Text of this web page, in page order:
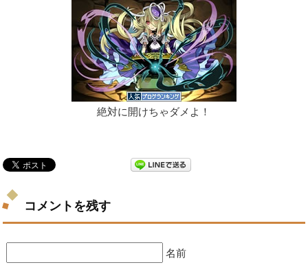
絶対に開けちゃダメよ！
コメントを残す
名前